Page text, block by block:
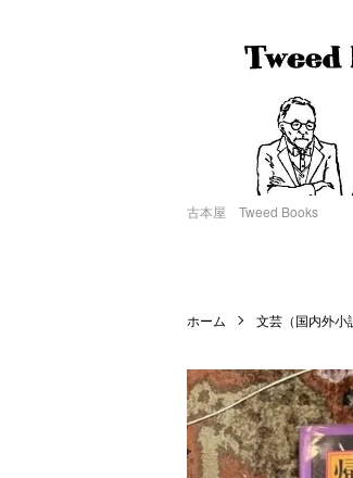
古本屋 Tweed Books
ホーム 文芸（国内外小